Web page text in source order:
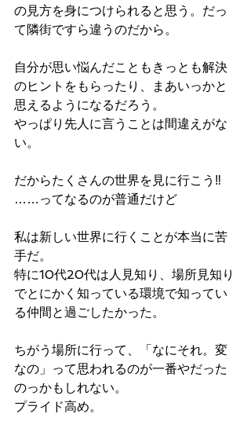
の見方を身につけられると思う。だっ
て隣街ですら違うのだから。
自分が思い悩んだこともきっとも解決
のヒントをもらったり、まあいっかと
思えるようになるだろう。
やっぱり先人に言うことは間違えがな
い。
だからたくさんの世界を見に行こう‼︎
……ってなるのが普通だけど
私は新しい世界に行くことが本当に苦
手だ。
特に10代20代は人見知り、場所見知り
でとにかく知っている環境で知ってい
る仲間と過ごしたかった。
ちがう場所に行って、「なにそれ。変
なの」って思われるのが一番やだった
のっかもしれない。
プライド高め。